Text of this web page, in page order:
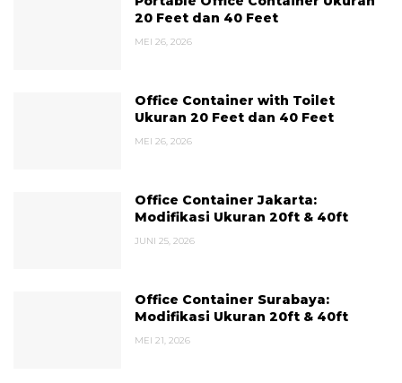
20 Feet dan 40 Feet
MEI 26, 2026
Office Container with Toilet
Ukuran 20 Feet dan 40 Feet
MEI 26, 2026
Office Container Jakarta:
Modifikasi Ukuran 20ft & 40ft
JUNI 25, 2026
Office Container Surabaya:
Modifikasi Ukuran 20ft & 40ft
MEI 21, 2026